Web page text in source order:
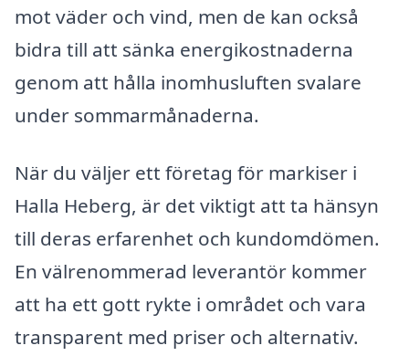
mot väder och vind, men de kan också
bidra till att sänka energikostnaderna
genom att hålla inomhusluften svalare
under sommarmånaderna.
När du väljer ett företag för markiser i
Halla Heberg, är det viktigt att ta hänsyn
till deras erfarenhet och kundomdömen.
En välrenommerad leverantör kommer
att ha ett gott rykte i området och vara
transparent med priser och alternativ.